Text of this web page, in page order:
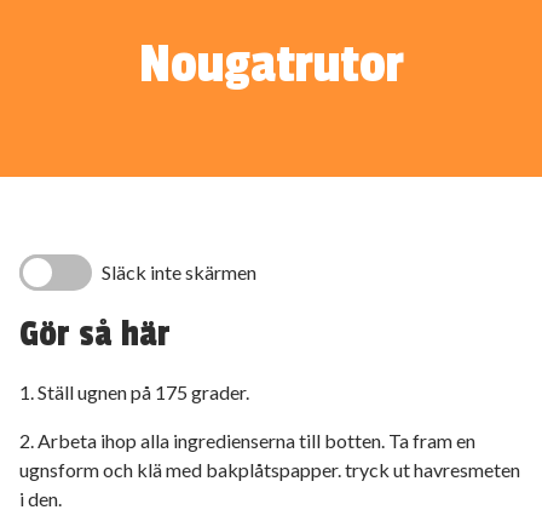
Nougatrutor
Släck inte skärmen
Gör så här
1. Ställ ugnen på 175 grader.
2. Arbeta ihop alla ingredienserna till botten. Ta fram en
ugnsform och klä med bakplåtspapper. tryck ut havresmeten
i den.